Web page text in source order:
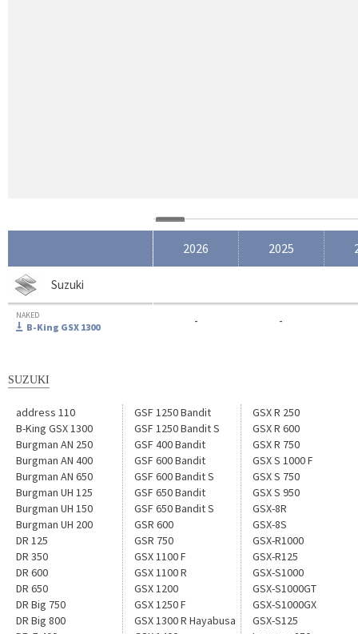
Suzuki
NAKED
B-King GSX 1300
2026 2025
- -
SUZUKI
address 110
B-King GSX 1300
Burgman AN 250
Burgman AN 400
Burgman AN 650
Burgman UH 125
Burgman UH 150
Burgman UH 200
DR 125
DR 350
DR 600
DR 650
DR Big 750
DR Big 800
GSF 1250 Bandit
GSF 1250 Bandit S
GSF 400 Bandit
GSF 600 Bandit
GSF 600 Bandit S
GSF 650 Bandit
GSF 650 Bandit S
GSR 600
GSR 750
GSX 1100 F
GSX 1100 R
GSX 1200
GSX 1250 F
GSX 1300 R Hayabusa
GSX R 250
GSX R 600
GSX R 750
GSX S 1000 F
GSX S 750
GSX S 950
GSX-8R
GSX-8S
GSX-R1000
GSX-R125
GSX-S1000
GSX-S1000GT
GSX-S1000GX
GSX-S125